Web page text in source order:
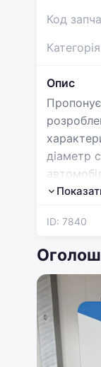
Код
Категорія
Опис
діаметр
вигляд,
ID: 7840